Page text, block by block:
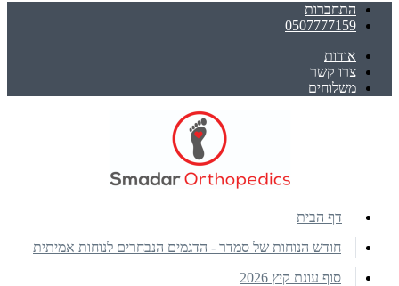
התחברות
0507777159
אודות
צרו קשר
משלוחים
דף הבית
חודש הנוחות של סמדר - הדגמים הנבחרים לנוחות אמיתית
סוף עונת קיץ 2026